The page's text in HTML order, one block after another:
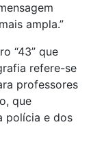
ampla.”
“43” que
refere-se
professores
que
polícia e dos